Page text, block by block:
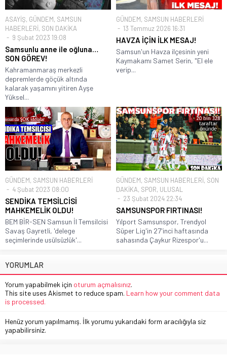
ASAYİŞ, GÜNDEM, SAMSUN
HABERLERİ, SON DAKİKA
9 Şubat 2023 19:08
Samsunlu anne ile oğluna…
SON GÖREV!
Kahramanmaraş merkezli
depremlerde göçük altında
kalarak yaşamını yitiren Ayşe
Yüksel...
GÜNDEM, SAMSUN HABERLERİ
13 Temmuz 2026 16:31
HAVZA İÇİN İLK MESAJ!
Samsun'un Havza ilçesinin yeni
Kaymakamı Samet Serin, "El ele
verip...
GÜNDEM, SAMSUN HABERLERİ
4 Şubat 2023 08:00
SENDİKA TEMSİLCİSİ
MAHKEMELİK OLDU!
BEM BİR-SEN Samsun İl Temsilcisi
Savaş Gayretli, 'delege
seçimlerinde usülsüzlük'...
GÜNDEM, SAMSUN HABERLERİ, SON
DAKİKA, SPOR, ULUSAL
23 Şubat 2024 22:34
SAMSUNSPOR FIRTINASI!
Yılport Samsunspor, Trendyol
Süper Lig'in 27'inci haftasında
sahasında Çaykur Rizespor'u...
YORUMLAR
Yorum yapabilmek için oturum açmalısınız.
This site uses Akismet to reduce spam. Learn how your comment data
is processed.
Henüz yorum yapılmamış. İlk yorumu yukarıdaki form aracılığıyla siz
yapabilirsiniz.